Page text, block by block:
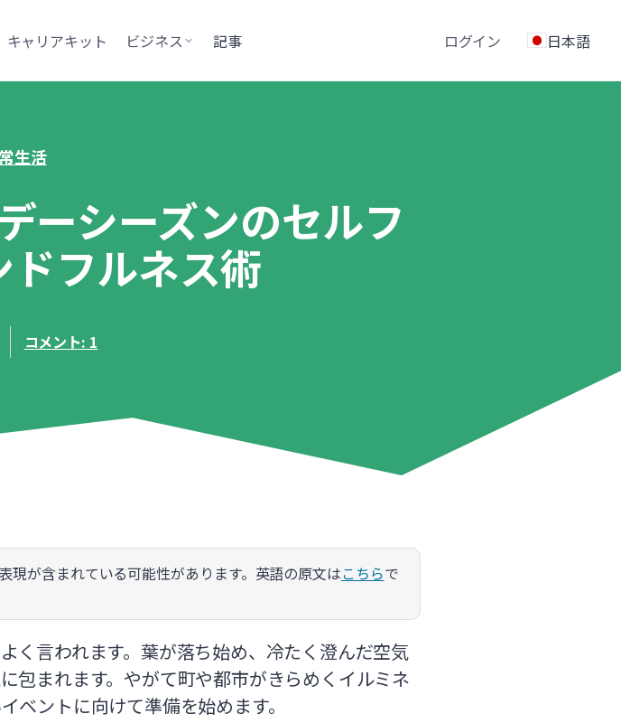
キャリアキット ビジネス 記事 ログイン 日本語
生活
ーシーズンのセルフ
フルネス術
コメント: 1
現が含まれている可能性があります。英語の原文はこちらで
く言われます。葉が落ち始め、冷たく澄んだ空気
包まれます。やがて町や都市がきらめくイルミネ
ベントに向けて準備を始めます。